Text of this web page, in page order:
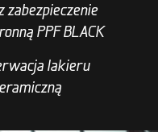
PPF BLACK
lakieru